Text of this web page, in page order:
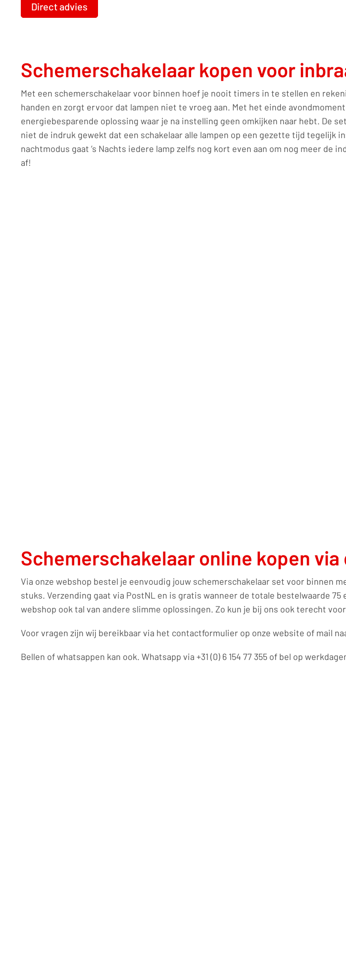
Direct advies
Schemerschakelaar kopen voor
Met een schemerschakelaar voor binnen hoef je nooit timers in te stellen en
handen en zorgt ervoor dat lampen niet te vroeg aan. Met het einde
energiebesparende oplossing waar je na instelling geen omkijken naar hebt. De
niet de indruk gewekt dat een schakelaar alle lampen op een gezette tijd tegelijk
nachtmodus gaat ’s Nachts iedere lamp zelfs nog kort even aan om nog meer de
af!
Schemerschakelaar online kopen
Via onze webshop bestel je eenvoudig jouw schemerschakelaar set voor binnen
stuks. Verzending gaat via PostNL en is gratis wanneer de totale bestelwaarde
webshop ook tal van andere slimme oplossingen. Zo kun je bij ons ook terecht
Voor vragen zijn wij bereikbaar via het contactformulier op onze website of mail
Bellen of whatsappen kan ook. Whatsapp via +31 (0) 6 154 77 355 of bel op